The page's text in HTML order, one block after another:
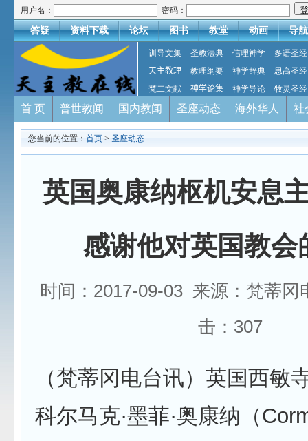
用户名： 密码：
答疑 资料下载 论坛 图书 教堂 动画 导航
训导文集 圣教法典 信理神学
多语圣经
天主教理
教理纲要 神学辞典
思高圣经
梵二文献
神学论集 神学导论 牧灵圣经
首 页 普世教闻 国内教闻 圣座动态 海外华人 社
您当前的位置： 首页 > 圣座动态
英国奥康纳枢机安息
感谢他对英国教会
时间：2017-09-03 来源：梵蒂
击： 307
（梵蒂冈电台讯）英国西敏
科尔马克·墨菲·奥康纳（